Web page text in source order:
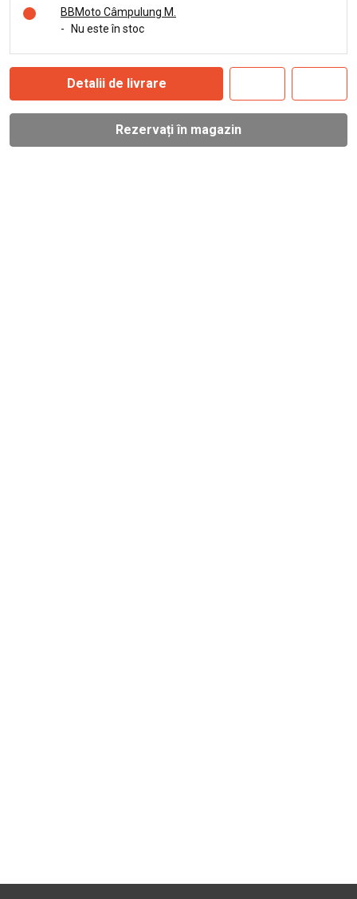
BBMoto Câmpulung M.
-
Nu este în stoc
Detalii de livrare
Rezervați în magazin